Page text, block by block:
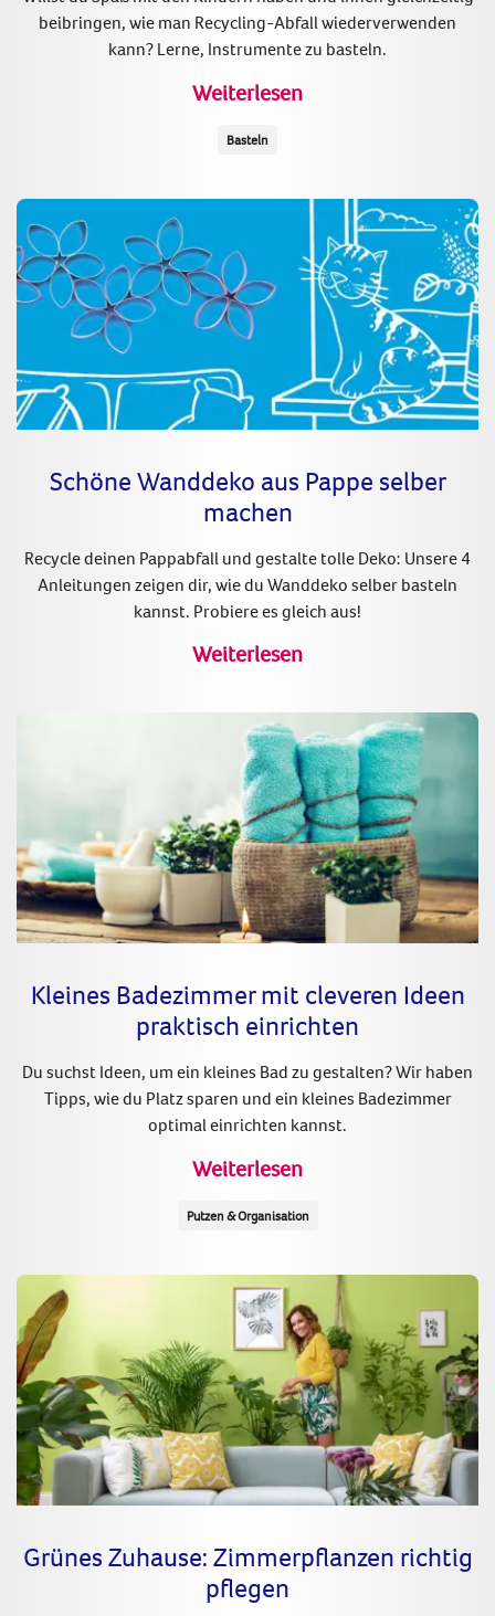
beibringen, wie man Recycling-Abfall wiederverwenden
kann? Lerne, Instrumente zu basteln.
Weiterlesen
Basteln
Schöne Wanddeko aus Pappe selber
machen
Recycle deinen Pappabfall und gestalte tolle Deko: Unsere 4
Anleitungen zeigen dir, wie du Wanddeko selber basteln
kannst. Probiere es gleich aus!
Weiterlesen
Kleines Badezimmer mit cleveren Ideen
praktisch einrichten
Du suchst Ideen, um ein kleines Bad zu gestalten? Wir haben
Tipps, wie du Platz sparen und ein kleines Badezimmer
optimal einrichten kannst.
Weiterlesen
Putzen & Organisation
Grünes Zuhause: Zimmerpflanzen richtig
pflegen